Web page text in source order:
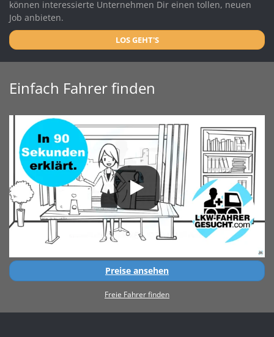
können interessierte Unternehmen Dir einen tollen, neuen
Job anbieten.
LOS GEHT'S
Einfach Fahrer finden
Preise ansehen
Freie Fahrer finden